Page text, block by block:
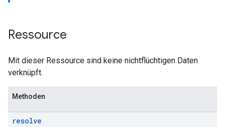
Ressource
Mit dieser Ressource sind keine nichtflüchtigen Daten
verknüpft.
Methoden
resolve